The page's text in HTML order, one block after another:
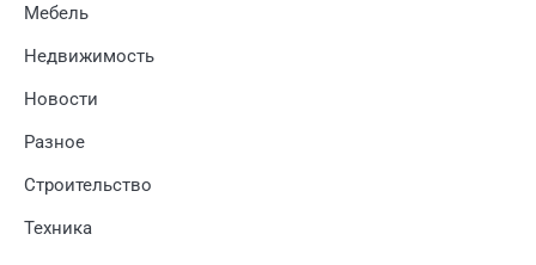
Мебель
Недвижимость
Новости
Разное
Строительство
Техника